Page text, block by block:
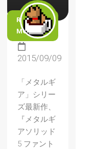
READ
MORE
2015/09/09
「メタルギ
ア」シリー
ズ最新作、
『メタルギ
アソリッド
5 ファント